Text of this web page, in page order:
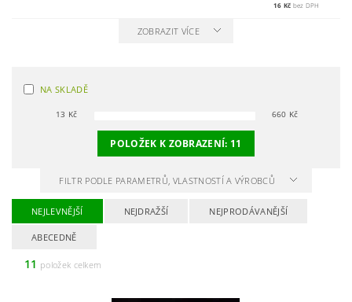
16 Kč bez DPH
ZOBRAZIT VÍCE
NA SKLADĚ
13 Kč 660 Kč
POLOŽEK K ZOBRAZENÍ: 11
FILTR PODLE PARAMETRŮ, VLASTNOSTÍ A VÝROBCŮ
NEJLEVNĚJŠÍ NEJDRAŽŠÍ NEJPRODÁVANĚJŠÍ
ABECEDNĚ
11 položek celkem